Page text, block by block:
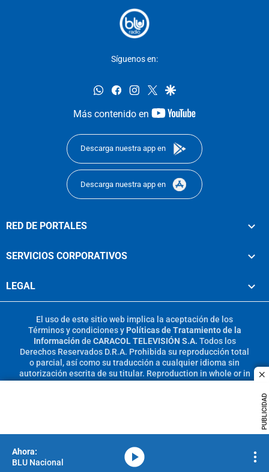
PUBLICIDAD
Síguenos en:
whatsappfacebookinstagram
twittergoogle
Más contenido en
youtube-
Descarga nuestra app en
Descarga nuestra app en
RED DE PORTALES
SERVICIOS CORPORATIVOS
LEGAL
El uso de este sitio web implica la aceptación de los
Términos y condicionesy Políticas de Tratamiento de la
Información de CARACOL TELEVISIÓN S.A. Todos los
Derechos Reservados D.R.A. Prohibida su reproducción total
o parcial, así como su traducción a cualquier idioma sin
autorización escrita de su titular. Reproduction in whole or in
BLU Nacional